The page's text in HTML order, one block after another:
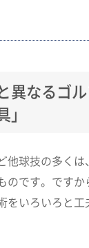
異なるゴ
他球技の多く
のです。です
をいろいろと